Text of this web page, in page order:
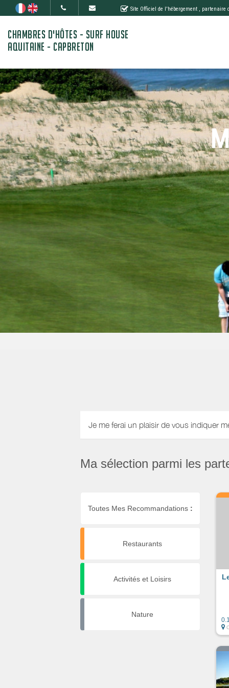
Site Officiel de l'hébergement , partenaire
CHAMBRES D'HÔTES - SURF HOUSE
AQUITAINE - CAPBRETON
Je me ferai un plaisir de vous indiquer
Ma sélection parmi les
Toutes Mes Recommandations :
Restaurants
Activités et Loisirs
Nature